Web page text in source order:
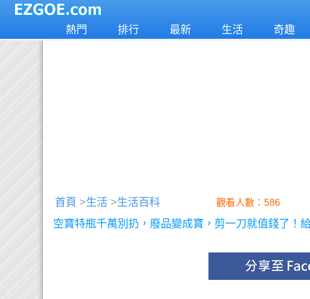
熱門 排行 最新 生活 奇趣
首頁 >生活 >生活百科 觀看人數：586
空寶特瓶千萬別扔，廢品變成寶，剪一刀就值錢了！